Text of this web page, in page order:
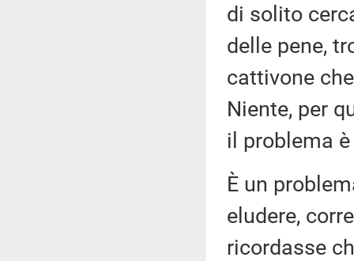
di solito
delle pene,
cattivone
Niente, per
il problema
È un
eludere,
ricordasse